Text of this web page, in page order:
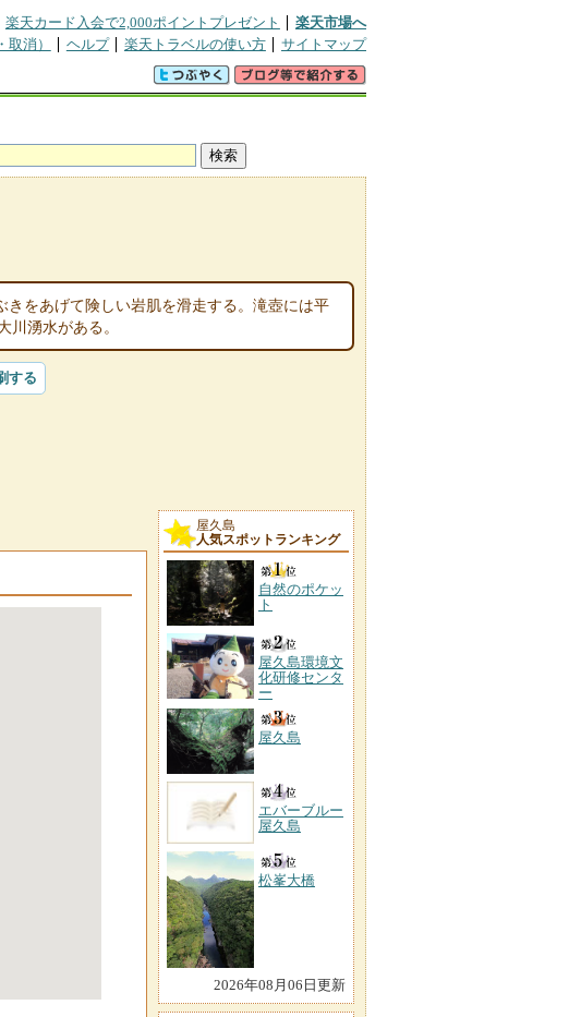
楽天カード入会で2,000ポイントプレゼント
楽天市場へ
消） ヘルプ 楽天トラベルの使い方 サイトマップ
きをあげて険しい岩肌を滑走する。滝壺には平
川湧水がある。
する
屋久島
人気スポットランキング
自然のポケッ
ト
屋久島環境文
化研修センタ
ー
屋久島
エバーブルー
屋久島
松峯大橋
2026年08月06日更新